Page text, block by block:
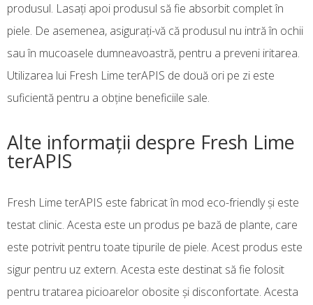
produsul. Lasați apoi produsul să fie absorbit complet în
piele. De asemenea, asigurați-vă că produsul nu intră în ochii
sau în mucoasele dumneavoastră, pentru a preveni iritarea.
Utilizarea lui Fresh Lime terAPIS de două ori pe zi este
suficientă pentru a obține beneficiile sale.
Alte informații despre Fresh Lime
terAPIS
Fresh Lime terAPIS este fabricat în mod eco-friendly și este
testat clinic. Acesta este un produs pe bază de plante, care
este potrivit pentru toate tipurile de piele. Acest produs este
sigur pentru uz extern. Acesta este destinat să fie folosit
pentru tratarea picioarelor obosite și disconfortate. Acesta